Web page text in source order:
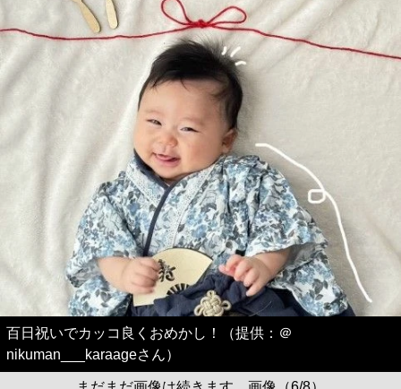
百日祝いでカッコ良くおめかし！（提供：＠
nikuman___karaageさん）